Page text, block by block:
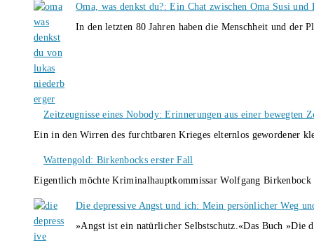
Oma, was denkst du?: Ein Chat zwischen Oma Susi
In den letzten 80 Jahren haben die Menschheit und
Zeitzeugnisse eines Nobody: Erinnerungen aus einer bewegten
Ein in den Wirren des furchtbaren Krieges elternlos gewordener
Wattengold: Birkenbocks erster Fall
Eigentlich möchte Kriminalhauptkommissar Wolfgang
Die depressive Angst und ich: Mein persönlicher Weg
»Angst ist ein natürlicher Selbstschutz.«Das Buch